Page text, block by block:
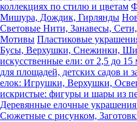
коллекциях по стилю и цветам
Мишура, Дождик, Гирлянды
Световые Нити, Занавесы,
Мотивы Пластиковые
Бусы, Верхушки, Снежинки,
искусственные ели: от 2,5 до
для площадей, детских садов и
елок: Игрушки, Верхушки,
искристые: фигуры и шары из
Деревянные елочные
Сюжетные с рисунком,